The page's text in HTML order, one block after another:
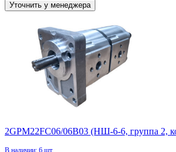
Уточнить у менеджера
2GPM22FC06/06B03 (НШ-6-6, группа 2,
В наличии: 6 шт